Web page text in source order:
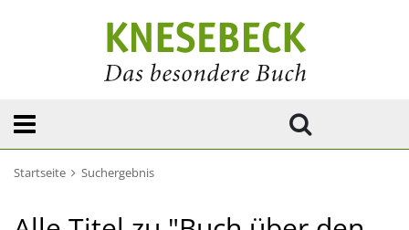
Startseite Suchergebnis